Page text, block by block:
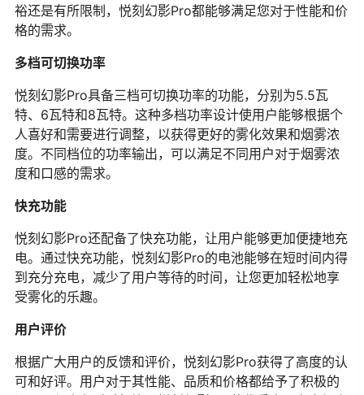
裕还是有所限制，悦刻幻影Pro都能够满足您对于性能和价
格的需求。
多档可切换功率
悦刻幻影Pro具备三档可切换功率的功能，分别为5.5瓦
特、6瓦特和8瓦特。这种多档功率设计使用户能够根据个
人喜好和需要进行调整，以获得更好的雾化效果和烟雾浓
度。不同档位的功率输出，可以满足不同用户对于烟雾浓
度和口感的需求。
快充功能
悦刻幻影Pro还配备了快充功能，让用户能够更加便捷地充
电。通过快充功能，悦刻幻影Pro的电池能够在短时间内得
到充分充电，减少了用户等待的时间，让您更加轻松地享
受雾化的乐趣。
用户评价
根据广大用户的反馈和评价，悦刻幻影Pro获得了高度的认
可和好评。用户对于其性能、品质和价格都给予了积极的